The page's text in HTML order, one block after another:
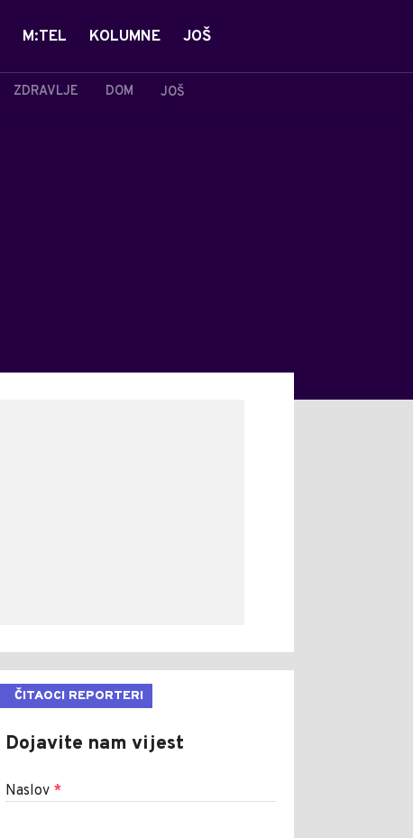
ZDRAVLJE DOM JOŠ
M:TEL KOLUMNE JOŠ
ČITAOCI REPORTERI
Dojavite nam vijest
Naslov *